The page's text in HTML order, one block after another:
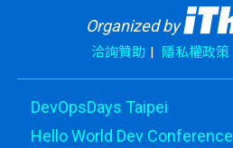
Organized by
洽詢贊助 隱私權政策
DevOpsDays Taipei
Hello World Dev Conference